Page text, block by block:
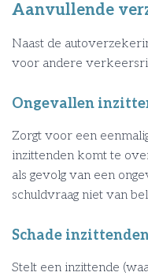
Aanvullende
Naast de
voor andere
Ongevallen
Zorgt voor een
inzittenden komt te
als gevolg van een
schuldvraag niet van
Schade
Stelt een inzittende